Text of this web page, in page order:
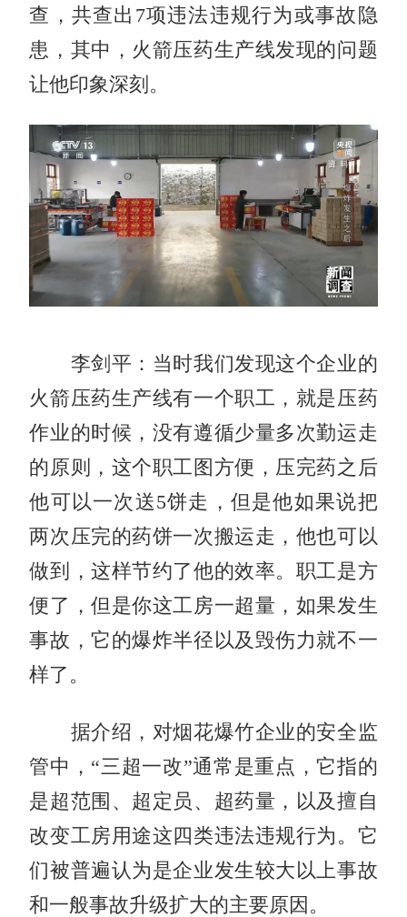
查，共查出7项违法违规行为或事故隐
患，其中，火箭压药生产线发现的问题
让他印象深刻。
李剑平：当时我们发现这个企业的
火箭压药生产线有一个职工，就是压药
作业的时候，没有遵循少量多次勤运走
的原则，这个职工图方便，压完药之后
他可以一次送5饼走，但是他如果说把
两次压完的药饼一次搬运走，他也可以
做到，这样节约了他的效率。职工是方
便了，但是你这工房一超量，如果发生
事故，它的爆炸半径以及毁伤力就不一
样了。
据介绍，对烟花爆竹企业的安全监
管中，“三超一改”通常是重点，它指的
是超范围、超定员、超药量，以及擅自
改变工房用途这四类违法违规行为。它
们被普遍认为是企业发生较大以上事故
和一般事故升级扩大的主要原因。